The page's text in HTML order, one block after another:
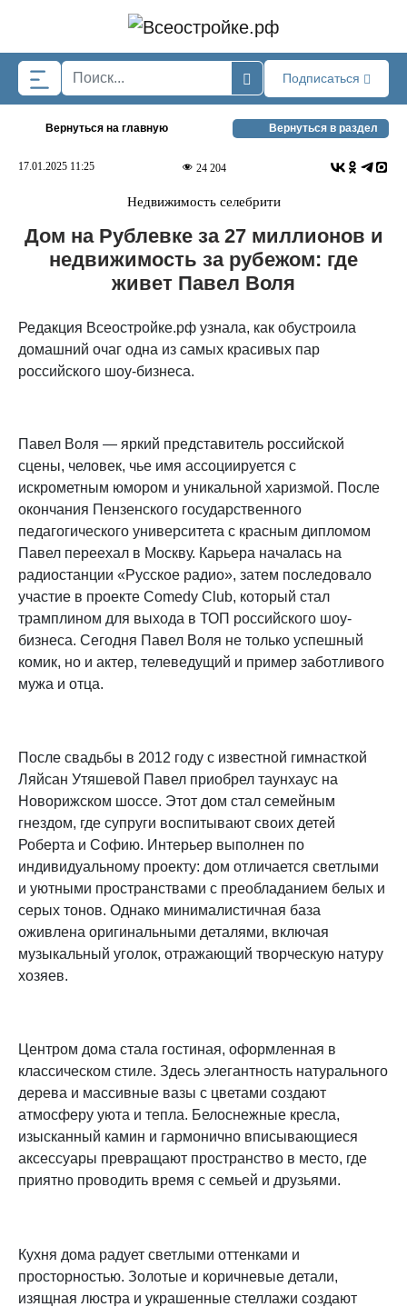
Подписаться
Вернуться на главную Вернуться в раздел
17.01.2025 11:25 24 204
Недвижимость селебрити
Дом на Рублевке за 27 миллионов и
недвижимость за рубежом: где
живет Павел Воля
Редакция Всеостройке.рф узнала, как обустроила
домашний очаг одна из самых красивых пар
российского шоу-бизнеса.
Павел Воля — яркий представитель российской
сцены, человек, чье имя ассоциируется с
искрометным юмором и уникальной харизмой. После
окончания Пензенского государственного
педагогического университета с красным дипломом
Павел переехал в Москву. Карьера началась на
радиостанции «Русское радио», затем последовало
участие в проекте Comedy Club, который стал
трамплином для выхода в ТОП российского шоу-
бизнеса. Сегодня Павел Воля не только успешный
комик, но и актер, телеведущий и пример заботливого
мужа и отца.
После свадьбы в 2012 году с известной гимнасткой
Ляйсан Утяшевой Павел приобрел таунхаус на
Новорижском шоссе. Этот дом стал семейным
гнездом, где супруги воспитывают своих детей
Роберта и Софию. Интерьер выполнен по
индивидуальному проекту: дом отличается светлыми
и уютными пространствами с преобладанием белых и
серых тонов. Однако минималистичная база
оживлена оригинальными деталями, включая
музыкальный уголок, отражающий творческую натуру
хозяев.
Центром дома стала гостиная, оформленная в
классическом стиле. Здесь элегантность натурального
дерева и массивные вазы с цветами создают
атмосферу уюта и тепла. Белоснежные кресла,
изысканный камин и гармонично вписывающиеся
аксессуары превращают пространство в место, где
приятно проводить время с семьей и друзьями.
Кухня дома радует светлыми оттенками и
просторностью. Золотые и коричневые детали,
изящная люстра и украшенные стеллажи создают